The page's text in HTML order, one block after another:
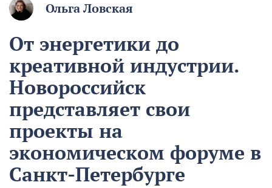
Ольга Ловская
От энергетики до
креативной индустрии.
Новороссийск
представляет свои
проекты на
экономическом форуме в
Санкт-Петербурге